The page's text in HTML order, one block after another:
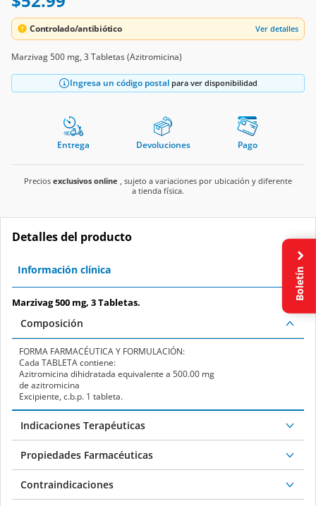
Controlado/antibiótico Ver detalles
Marzivag 500 mg, 3 Tabletas (Azitromicina)
Ingresa un código postal para ver disponibilidad
Entrega Devoluciones Pago
Precios exclusivos online , sujeto a variaciones por ubicación y diferente
a tienda física.
Detalles del producto
Información clínica
Marzivag 500 mg, 3 Tabletas.
Composición
FORMA FARMACÉUTICA Y FORMULACIÓN:
Cada TABLETA contiene:
Azitromicina dihidratada equivalente a 500.00 mg
de azitromicina
Excipiente, c.b.p. 1 tableta.
Indicaciones Terapéuticas
Propiedades Farmacéuticas
Contraindicaciones
Boletín